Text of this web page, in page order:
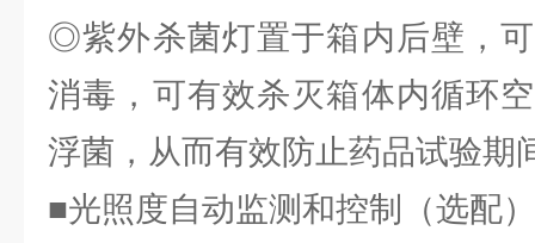
◎紫外杀菌灯置于箱内后壁，
消毒，可有效杀灭箱体内循环
浮菌，从而有效防止药品试验期
■光照度自动监测和控制（选配）